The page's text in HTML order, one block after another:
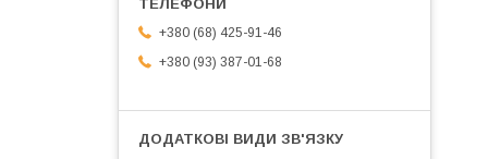
+380 (68) 425-91-46
+380 (93) 387-01-68